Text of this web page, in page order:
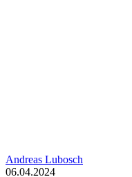
Andreas Lubosch
06.04.2024